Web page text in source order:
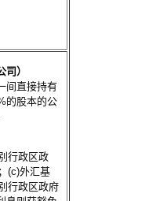
）
间直接持有
的股本的公
行政区政
(c)外汇基
行政区政府